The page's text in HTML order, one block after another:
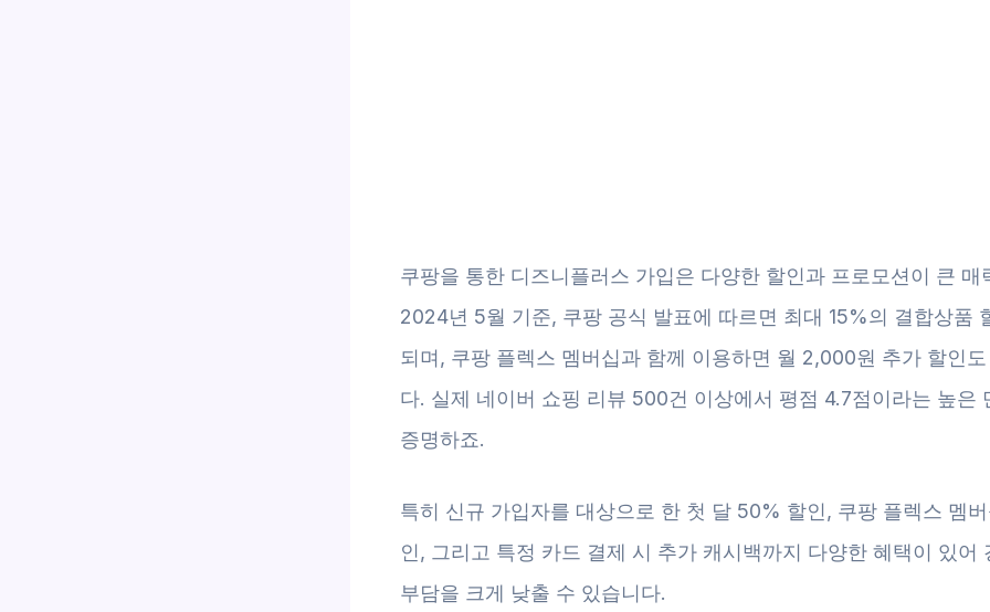
쿠팡을 통한 디즈니플러스 가입은 다양한 할인과 프로모션이 큰 매
2024년 5월 기준, 쿠팡 공식 발표에 따르면 최대 15%의 결합상품
되며, 쿠팡 플렉스 멤버십과 함께 이용하면 월 2,000원 추가 할인
다. 실제 네이버 쇼핑 리뷰 500건 이상에서 평점 4.7점이라는 높은
증명하죠.
특히 신규 가입자를 대상으로 한 첫 달 50% 할인, 쿠팡 플렉스 멤
인, 그리고 특정 카드 결제 시 추가 캐시백까지 다양한 혜택이 있어
부담을 크게 낮출 수 있습니다.